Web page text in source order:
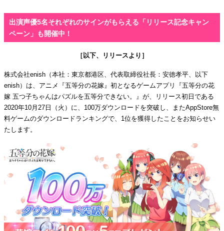
出演声優5名それぞれのサインがもらえる「リリース記念キャン
ペーン」も開催中！
［以下、リリースより］
株式会社enish（本社：東京都港区、代表取締役社長：安徳孝平、以下
enish）は、アニメ『五等分の花嫁』初となるゲームアプリ『五等分の花
嫁 五つ子ちゃんはパズルを五等分できない。』が、リリース初日である
2020年10月27日（火）に、100万ダウンロードを突破し、またAppStore無
料ゲームのダウンロードランキングで、1位を獲得したことをお知らせい
たします。